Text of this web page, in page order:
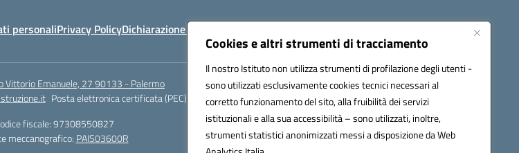
Cookies e altri strumenti di tracciamento
Il nostro Istituto non utilizza strumenti di profilazione degli utenti -
sono utilizzati esclusivamente cookies tecnici necessari al
corretto funzionamento del sito, alla fruibilità dei servizi
istituzionali e alla sua accessibilità – sono utilizzati, inoltre,
strumenti statistici anonimizzati messi a disposizione da Web
personaliPrivacy PolicyDichiarazione di accessibilità Seguici su:
Vittorio Emanuele, 27 90133 - Palermo
Posta elettronica certificata (PEC):
pais03600r@pec.istruzione.it
fiscale: 97308550827
meccanografico: PAIS03600R